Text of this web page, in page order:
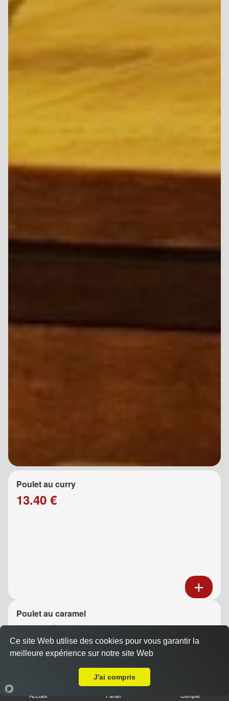
Poulet au curry
13.40 €
Poulet au caramel
13.40 €
Accueil Panier Compte
Ce site Web utilise des cookies pour vous garantir la
meilleure expérience sur notre site Web
J'ai compris